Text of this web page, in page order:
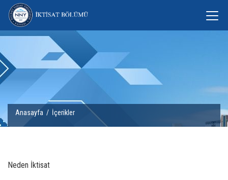
Anasayfa / İçerikler
Neden İktisat